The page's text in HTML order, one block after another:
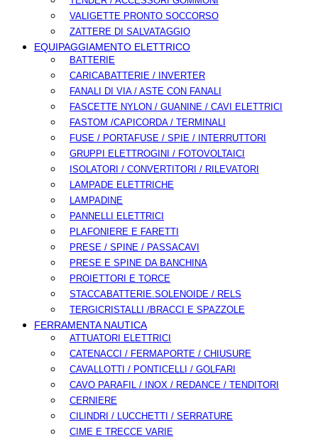
VALIGETTE PRONTO SOCCORSO
ZATTERE DI SALVATAGGIO
EQUIPAGGIAMENTO ELETTRICO
BATTERIE
CARICABATTERIE / INVERTER
FANALI DI VIA / ASTE CON FANALI
FASCETTE NYLON / GUANINE / CAVI ELETTRICI
FASTOM /CAPICORDA / TERMINALI
FUSE / PORTAFUSE / SPIE / INTERRUTTORI
GRUPPI ELETTROGINI / FOTOVOLTAICI
ISOLATORI / CONVERTITORI / RILEVATORI
LAMPADE ELETTRICHE
LAMPADINE
PANNELLI ELETTRICI
PLAFONIERE E FARETTI
PRESE / SPINE / PASSACAVI
PRESE E SPINE DA BANCHINA
PROIETTORI E TORCE
STACCABATTERIE.SOLENOIDE / RELS
TERGICRISTALLI /BRACCI E SPAZZOLE
FERRAMENTA NAUTICA
ATTUATORI ELETTRICI
CATENACCI / FERMAPORTE / CHIUSURE
CAVALLOTTI / PONTICELLI / GOLFARI
CAVO PARAFIL / INOX / REDANCE / TENDITORI
CERNIERE
CILINDRI / LUCCHETTI / SERRATURE
CIME E TRECCE VARIE